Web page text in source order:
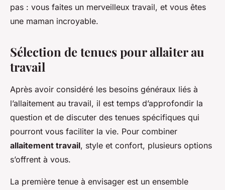
pas : vous faites un merveilleux travail, et vous êtes
une maman incroyable.
Sélection de tenues pour allaiter au
travail
Après avoir considéré les besoins généraux liés à
l’allaitement au travail, il est temps d’approfondir la
question et de discuter des tenues spécifiques qui
pourront vous faciliter la vie. Pour combiner
allaitement travail, style et confort, plusieurs options
s’offrent à vous.
La première tenue à envisager est un ensemble